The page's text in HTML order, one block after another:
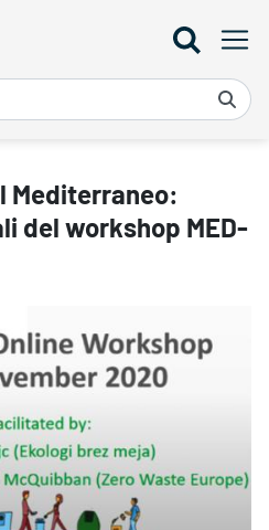
Mediterraneo:
del workshop MED-